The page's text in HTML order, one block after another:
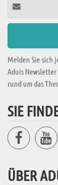
Melden Sie sich
Aduis
rund um das
SIE
ÜBER